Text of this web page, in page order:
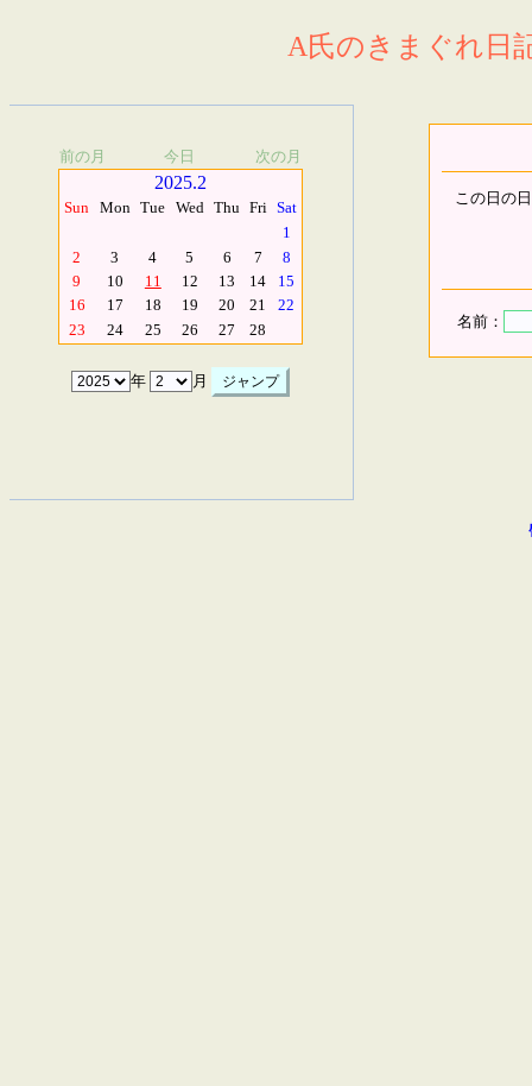
A氏のきまぐれ日
前の月 今日 次の月
2025.2
Sun Mon Tue Wed Thu Fri Sat
1
2
3 4 5 6 7
8
9
10 11 12 13 14
15
16
17 18 19 20 21
22
23
24 25 26 27 28
年 月
この日の
名前：